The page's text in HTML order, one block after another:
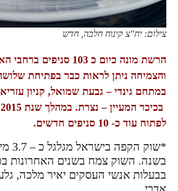
צילום: יח"צ קינוח חלבה, חדש
הרשת מונה כיום כ 103 סניפים
והצמיחה ניתן לראות כבר בפתיחת שלושה
במתחם גינדי – גבעת שמואל, קניון
בכיכר
לפתוח עוד כ- 10 סניפים חדשים.
*שוק הקפה
בבעלות אנשי העסקים יאיר מלכה, גלעד